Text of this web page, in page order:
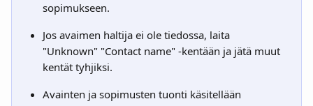
sopimukseen.
Jos avaimen haltija ei ole tiedossa, laita
"Unknown" "Contact name" -kentään ja jätä muut
kentät tyhjiksi.
Avainten ja sopimusten tuonti käsitellään